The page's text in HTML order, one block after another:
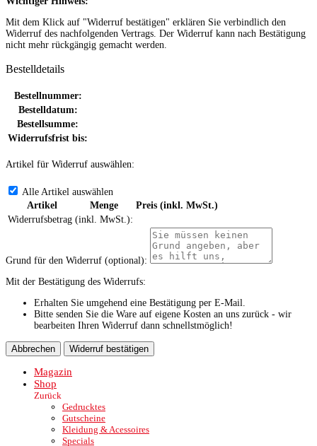
Mit dem Klick auf "Widerruf bestätigen" erklären Sie verbindlich den
Widerruf des nachfolgenden Vertrags. Der Widerruf kann nach Bestätigung
nicht mehr rückgängig gemacht werden.
Bestelldetails
Bestellnummer:
Bestelldatum:
Bestellsumme:
Widerrufsfrist bis:
Artikel für Widerruf auswählen:
Alle Artikel auswählen
Artikel
Menge
Preis (inkl. MwSt.)
Widerrufsbetrag (inkl. MwSt.):
Grund für den Widerruf (optional):
Mit der Bestätigung des Widerrufs:
Erhalten Sie umgehend eine Bestätigung per E-Mail.
Bitte senden Sie die Ware auf eigene Kosten an uns zurück - wir
bearbeiten Ihren Widerruf dann schnellstmöglich!
Abbrechen Widerruf bestätigen
Magazin
Shop
Zurück
Gedrucktes
Gutscheine
Kleidung & Acessoires
Specials